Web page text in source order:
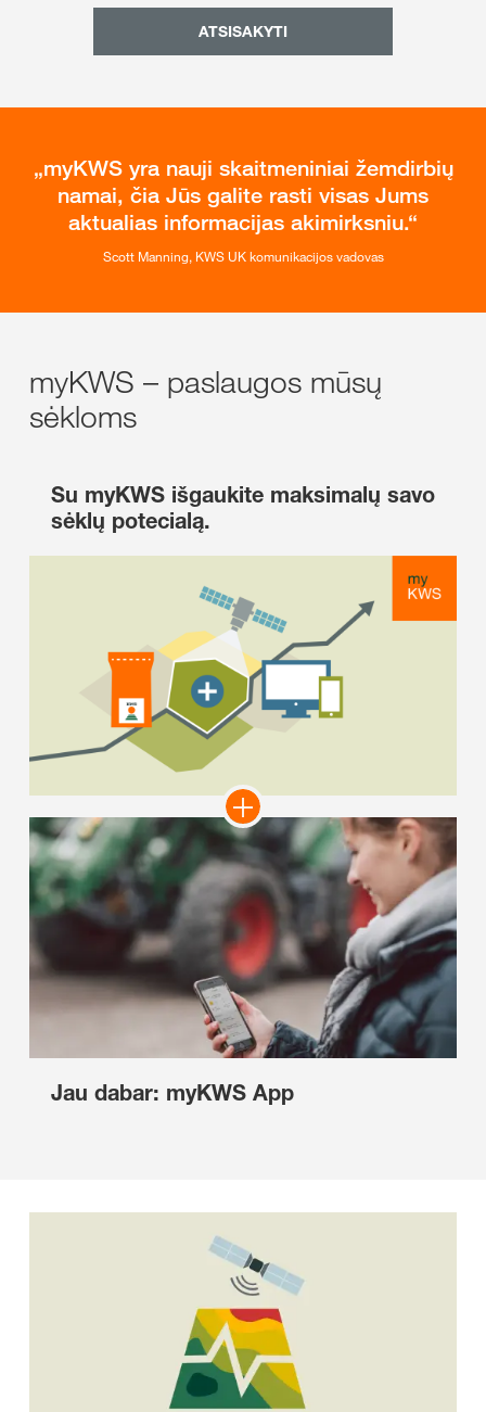
ATSISAKYTI
myKWS yra nauji skaitmeniniai žemdirbių
namai, čia Jūs galite rasti visas Jums
aktualias informacijas akimirksniu.
Scott Manning, KWS UK komunikacijos vadovas
myKWS – paslaugos mūsų
sėkloms
Su myKWS išgaukite maksimalų savo
sėklų potecialą.
Jau dabar: myKWS App